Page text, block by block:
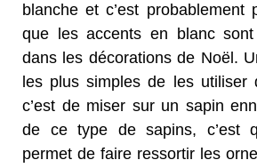
blanche et c’est probablement
que les accents en blanc
dans les décorations de Noël.
les plus simples de les utiliser
c’est de miser sur un sapin
de ce type de sapins, c’est
permet de faire ressortir les